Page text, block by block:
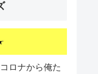
ロナから俺た